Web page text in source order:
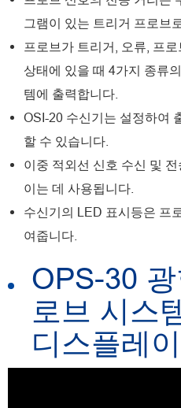
그램이 있는 트리거 프로브
프로브가 트리거, 오류, 프
상태에 있을 때 4가지 종류
템에 출력합니다.
OSI-20 수신기는 설정하여
할 수 있습니다.
이중 적외선 신호 수신 및
이는 데 사용됩니다.
수신기의 LED 표시등은 프
여줍니다.
OPS-30
로브 시스
디스플레이